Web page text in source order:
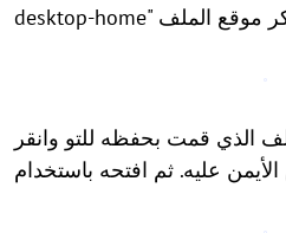
الملف الذي قمت بحفظه للتو وانقر